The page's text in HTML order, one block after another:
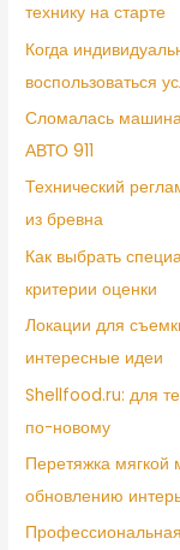
технику на старте
Когда
воспользоваться
Сломалась
АВТО 911
Технический
из бревна
Как выбрать
критерии оценки
Локации для
интересные идеи
Shellfood.ru: для
по-новому
Перетяжка
обновлению